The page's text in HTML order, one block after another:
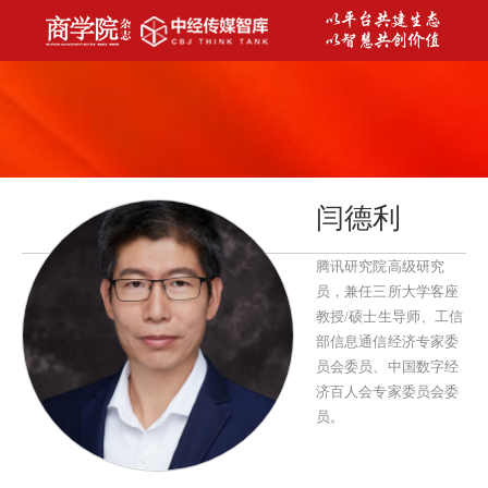
闫德利
腾讯研究院高级研究
员，兼任三所大学客座
教授/硕士生导师、工信
部信息通信经济专家委
员会委员、中国数字经
济百人会专家委员会委
员。